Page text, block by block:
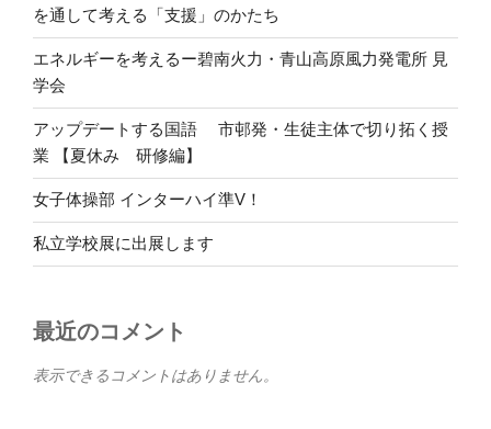
を通して考える「支援」のかたち
エネルギーを考えるー碧南火力・青山高原風力発電所 見
学会
アップデートする国語 市邨発・生徒主体で切り拓く授
業 【夏休み 研修編】
女子体操部 インターハイ準V！
私立学校展に出展します
最近のコメント
表示できるコメントはありません。